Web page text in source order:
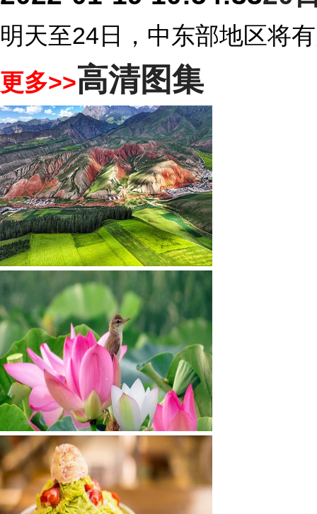
明天至24日，中东部地区将
更多>>高清图集